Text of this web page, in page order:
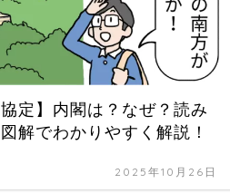
協定】内閣は？なぜ？読み
解でわかりやすく解説！
2025年10月26日